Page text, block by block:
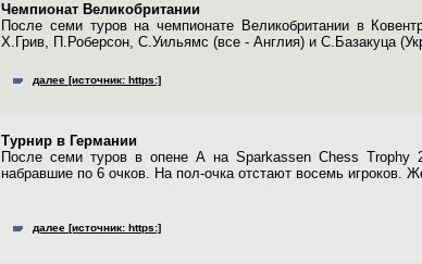
Чемпионат Великобритании
После семи туров на чемпионате Великобритании в
Х.Грив, П.Роберсон, С.Уильямс (все - Англия) и С.Базакуца
далее [источник: https:]
Турнир в Германии
После семи туров в опене А на Sparkassen Chess
набравшие по 6 очков. На пол-очка отстают восемь игроков.
далее [источник: https:]